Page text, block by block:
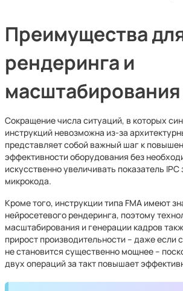
Преимущества
рендеринга и
масштабирования
Сокращение числа ситуаций, в которых
инструкций невозможна из-за
представляет собой важный шаг к
эффективности оборудования без
искусственно увеличивать показатель IPC
микрокода.
Кроме того, инструкции типа FMA имеют
нейросетевого рендеринга, поэтому
масштабирования и генерации кадров
прирост производительности – даже если
не становится существенно мощнее –
двух операций за такт повышает